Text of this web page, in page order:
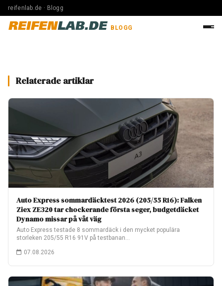
reifenlab.de · Blogg
REIFENLAB.DE BLOGG
Relaterade artiklar
Auto Express sommardäcktest 2026 (205/55 R16): Falken
Ziex ZE320 tar chockerande första seger, budgetdäcket
Dynamo missar på våt väg
Auto Express testade 8 sommardäck i den mycket populära
storleken 205/55 R16 91V på testbanan…
07.08.2026